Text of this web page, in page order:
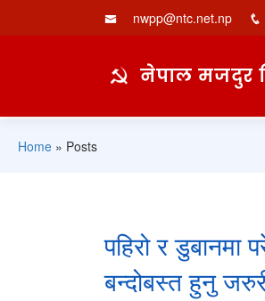
nwpp@ntc.net.np
नेपाल मजदुर
Home » Posts
पहिरो र डुबानमा
बन्दोबस्त हुनु